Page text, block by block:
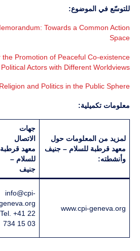
للتوسّع في الموضوع:
Towards a Common Action
Space
the Promotion of Peaceful Co-existence
Actors with Different Worldviews
and Politics in the Public Sphere
معلومات تكميلية:
لمزيد من المعلومات حول
معهد قرطبة للسلام – جنيف
وأنشطته:
جهات
الاتصال
معهد قرطبة
للسلام –
جنيف
www.cpi-geneva.org
info@cpi-
Tel. +41 22
734 15 03